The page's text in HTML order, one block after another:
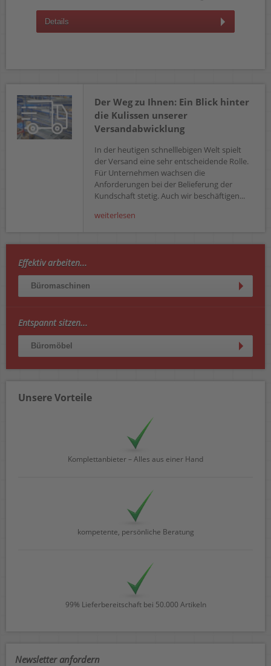
Details
Der Weg zu Ihnen: Ein Blick hinter
die Kulissen unserer
Versandabwicklung
In der heutigen schnelllebigen Welt spielt
der Versand eine sehr entscheidende Rolle.
Für Unternehmen wachsen die
Anforderungen bei der Belieferung der
Kundschaft stetig. Auch wir beschäftigen...
weiterlesen
Effektiv arbeiten...
Büromaschinen
Entspannt sitzen...
Büromöbel
Unsere Vorteile
Komplettanbieter – Alles aus einer Hand
kompetente, persönliche Beratung
99% Lieferbereitschaft bei 50.000 Artikeln
Newsletter anfordern